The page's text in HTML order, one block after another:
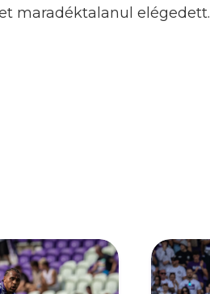
maradéktalanul elégedett.